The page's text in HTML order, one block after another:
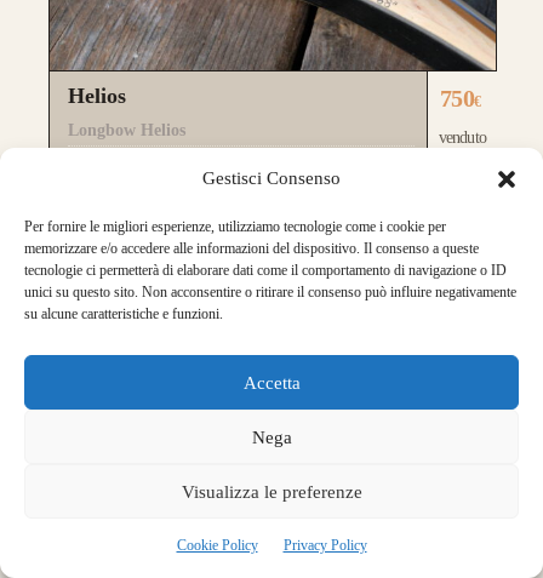
Gestisci Consenso
Per fornire le migliori esperienze, utilizziamo tecnologie come i cookie per
memorizzare e/o accedere alle informazioni del dispositivo. Il consenso a queste
tecnologie ci permetterà di elaborare dati come il comportamento di navigazione o ID
unici su questo sito. Non acconsentire o ritirare il consenso può influire negativamente
su alcune caratteristiche e funzioni.
Accetta
Nega
Visualizza le preferenze
Cookie Policy Privacy Policy
Helios
Longbow Helios
43#
28"
68"
per arciere destrorso
750€
venduto
Archi nuovi in pronta consegna